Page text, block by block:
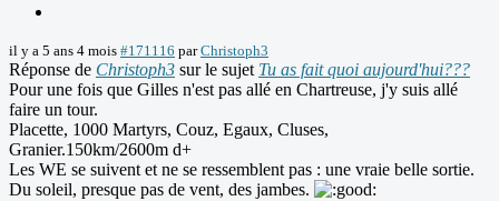
il y a 5 ans 4 mois #171116 parChristoph3
Réponse de Christoph3 sur le sujet Tu as fait quoi aujourd'hui???
Pour une fois que Gilles n'est pas allé en Chartreuse, j'y suis allé
faire un tour.
Placette, 1000 Martyrs, Couz, Egaux, Cluses,
Granier.150km/2600m d+
Les WE se suivent et ne se ressemblent pas : une vraie belle sortie.
Du soleil, presque pas de vent, des jambes.